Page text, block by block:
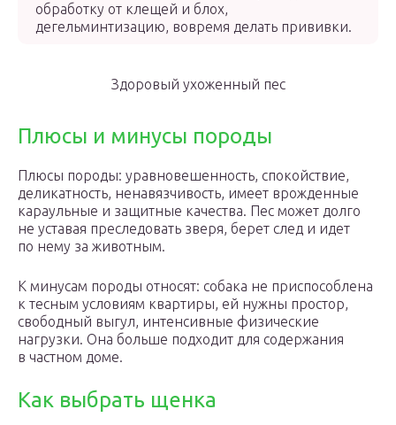
обработку от клещей и блох,
дегельминтизацию, вовремя делать прививки.
Здоровый ухоженный пес
Плюсы и минусы породы
Плюсы породы: уравновешенность, спокойствие,
деликатность, ненавязчивость, имеет врожденные
караульные и защитные качества. Пес может долго
не уставая преследовать зверя, берет след и идет
по нему за животным.
К минусам породы относят: собака не приспособлена
к тесным условиям квартиры, ей нужны простор,
свободный выгул, интенсивные физические
нагрузки. Она больше подходит для содержания
в частном доме.
Как выбрать щенка